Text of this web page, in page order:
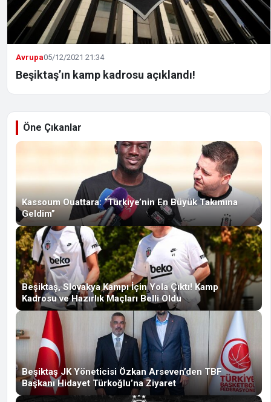
Avrupa05/12/2021 21:34
Beşiktaş’ın kamp kadrosu açıklandı!
Öne Çıkanlar
Kassoum Ouattara: “Türkiye’nin En Büyük Takımına
Geldim”
Beşiktaş, Slovakya Kampı İçin Yola Çıktı! Kamp
Kadrosu ve Hazırlık Maçları Belli Oldu
Beşiktaş JK Yöneticisi Özkan Arseven’den TBF
Başkanı Hidayet Türkoğlu’na Ziyaret